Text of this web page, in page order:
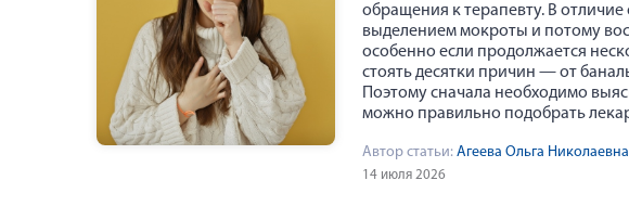
обращения к терапевту. В
выделением мокроты и потому
особенно если продолжается
стоять десятки причин — от
Поэтому сначала необходимо
можно правильно подобрать
Автор статьи: Агеева Ольга Николаевна
14 июля 2026